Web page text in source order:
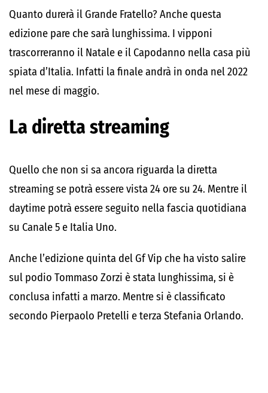
Quanto durerà il Grande Fratello? Anche questa
edizione pare che sarà lunghissima. I vipponi
trascorreranno il Natale e il Capodanno nella casa più
spiata d’Italia. Infatti la finale andrà in onda nel 2022
nel mese di maggio.
La diretta streaming
Quello che non si sa ancora riguarda la diretta
streaming se potrà essere vista 24 ore su 24. Mentre il
daytime potrà essere seguito nella fascia quotidiana
su Canale 5 e Italia Uno.
Anche l’edizione quinta del Gf Vip che ha visto salire
sul podio Tommaso Zorzi è stata lunghissima, si è
conclusa infatti a marzo. Mentre si è classificato
secondo Pierpaolo Pretelli e terza Stefania Orlando.